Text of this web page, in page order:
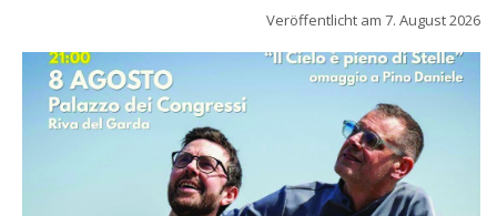
Veröffentlicht am 7. August 2026